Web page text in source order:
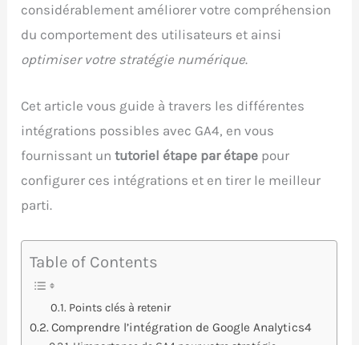
considérablement améliorer votre compréhension
du comportement des utilisateurs et ainsi
optimiser votre stratégie numérique.
Cet article vous guide à travers les différentes
intégrations possibles avec GA4, en vous
fournissant untutoriel étape par étape pour
configurer ces intégrations et en tirer le meilleur
parti.
Table of Contents
Points clés à retenir
Comprendre l’intégration de Google Analytics4